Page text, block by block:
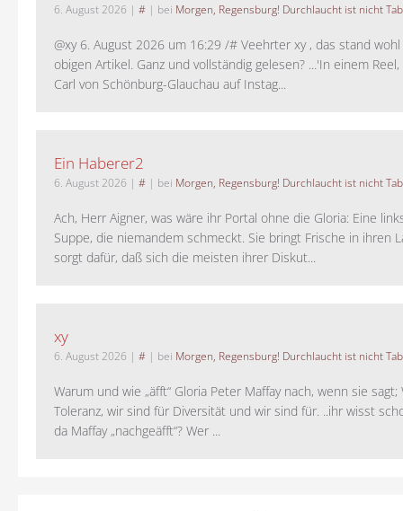
6. August 2026 | # | bei Morgen, Regensburg! Durchlaucht ist nicht
@xy 6. August 2026 um 16:29 /# Veehrter xy , das stand
obigen Artikel. Ganz und vollständig gelesen? ...'In einem
Carl von Schönburg-Glauchau auf Instag...
Ein Haberer2
6. August 2026 | # | bei Morgen, Regensburg! Durchlaucht ist nicht
Ach, Herr Aigner, was wäre ihr Portal ohne die Gloria: Eine
Suppe, die niemandem schmeckt. Sie bringt Frische in ihren
sorgt dafür, daß sich die meisten ihrer Diskut...
xy
6. August 2026 | # | bei Morgen, Regensburg! Durchlaucht ist nicht
Warum und wie „äfft“ Gloria Peter Maffay nach, wenn sie
Toleranz, wir sind für Diversität und wir sind für. ..ihr wisst
da Maffay „nachgeäfft“? Wer ...